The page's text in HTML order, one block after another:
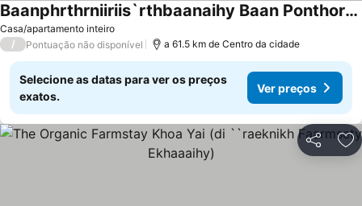
Casa/apartamento inteiro
Baanphrthrniiriis`rthbaanaihy Baan Ponthoranee Resort Khao Yai
/ Pontuação não disponível a 61.5 km de Centro da cidade
Selecione as datas para ver os preços
exatos.
Ver preços
Partilhar